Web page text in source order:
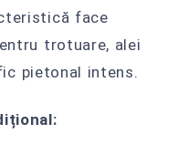
face
trotuare, alei
pietonal intens.